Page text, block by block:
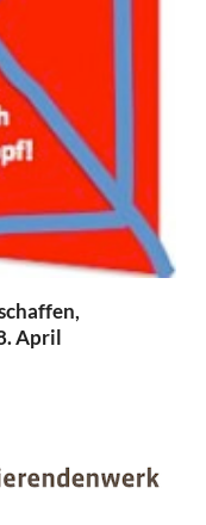
April